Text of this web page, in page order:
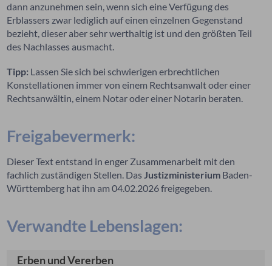
dann anzunehmen sein, wenn sich eine Verfügung des
Erblassers zwar lediglich auf einen einzelnen Gegenstand
bezieht, dieser aber sehr werthaltig ist und den größten Teil
des Nachlasses ausmacht.
Tipp: Lassen Sie sich bei schwierigen erbrechtlichen
Konstellationen immer von einem Rechtsanwalt oder einer
Rechtsanwältin, einem Notar oder einer Notarin beraten.
Freigabevermerk:
Dieser Text entstand in enger Zusammenarbeit mit den
fachlich zuständigen Stellen. DasJustizministerium Baden-
Württemberg hat ihn am 04.02.2026 freigegeben.
Verwandte Lebenslagen:
Erben und Vererben